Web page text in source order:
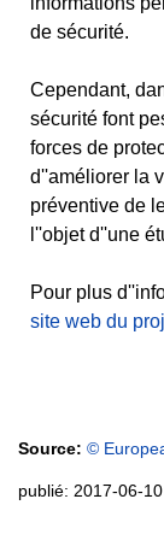
de sécurité.
Cependant,
sécurité font
forces de
d''améliorer la
préventive de
l''objet d''une
Pour plus
site web du
Source: ©
publié: 2017-06-10